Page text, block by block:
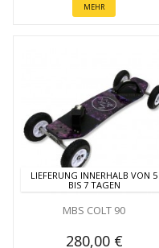
MEHR
LIEFERUNG INNERHALB VON 5
BIS 7 TAGEN
MBS COLT 90
280,00 €